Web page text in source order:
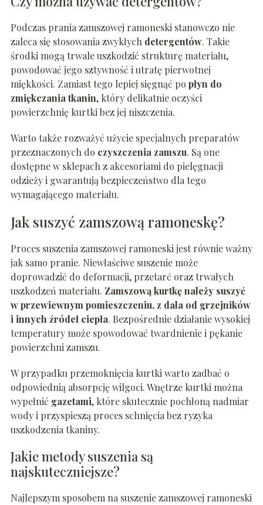
Podczas prania zamszowej ramoneski stanowczo nie
zaleca się stosowania zwykłych detergentów. Takie
środki mogą trwale uszkodzić strukturę materiału,
powodować jego sztywność i utratę pierwotnej
miękkości. Zamiast tego lepiej sięgnąć po płyn do
zmiękczania tkanin, który delikatnie oczyści
powierzchnię kurtki bez jej niszczenia.
Warto także rozważyć użycie specjalnych preparatów
przeznaczonych do czyszczenia zamszu. Są one
dostępne w sklepach z akcesoriami do pielęgnacji
odzieży i gwarantują bezpieczeństwo dla tego
wymagającego materiału.
Jak suszyć zamszową ramoneskę?
Proces suszenia zamszowej ramoneski jest równie ważny
jak samo pranie. Niewłaściwe suszenie może
doprowadzić do deformacji, przetarć oraz trwałych
uszkodzeń materiału. Zamszową kurtkę należy suszyć
w przewiewnym pomieszczeniu, z dala od grzejników
i innych źródeł ciepła. Bezpośrednie działanie wysokiej
temperatury może spowodować twardnienie i pękanie
powierzchni zamszu.
W przypadku przemoknięcia kurtki warto zadbać o
odpowiednią absorpcję wilgoci. Wnętrze kurtki można
wypełnić gazetami, które skutecznie pochłoną nadmiar
wody i przyspieszą proces schnięcia bez ryzyka
uszkodzenia tkaniny.
Jakie metody suszenia są
najskuteczniejsze?
Najlepszym sposobem na suszenie zamszowej ramoneski